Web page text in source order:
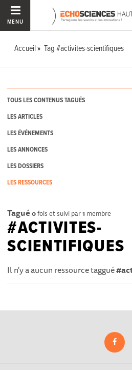
MENU
Accueil Tag #activites-scientifiques
TOUS LES CONTENUS TAGUÉS
LES ARTICLES
LES ÉVÉNEMENTS
LES ANNONCES
LES DOSSIERS
LES RESSOURCES
Tagué 0fois et suivi par1 membre
#ACTIVITES-
SCIENTIFIQUES
Il n'y a aucun ressource taggué